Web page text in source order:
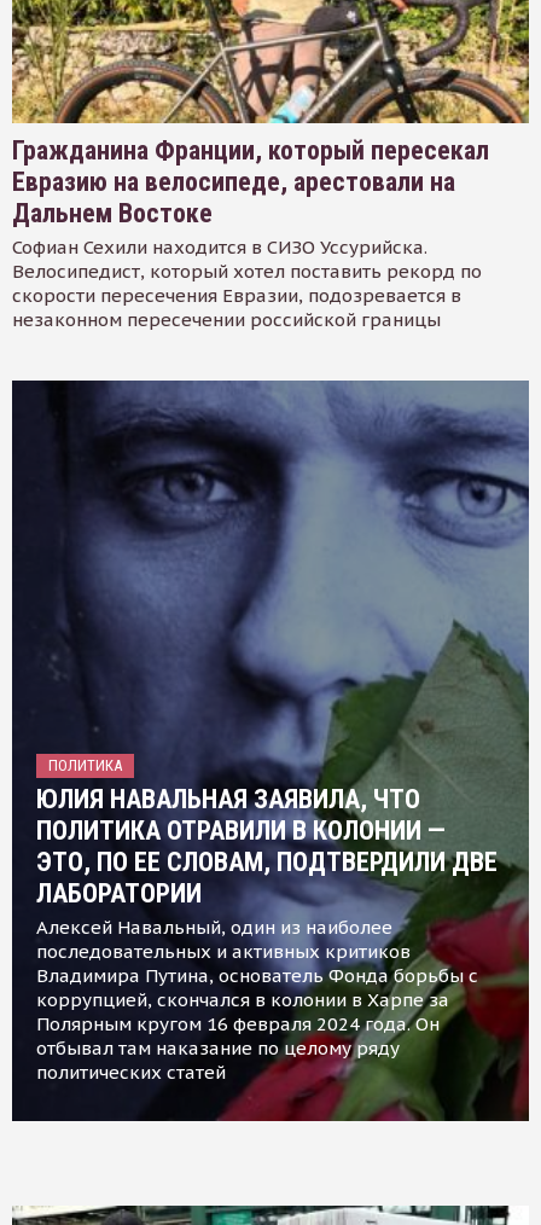
Гражданина Франции, который пересекал
Евразию на велосипеде, арестовали на
Дальнем Востоке
Софиан Сехили находится в СИЗО Уссурийска.
Велосипедист, который хотел поставить рекорд по
скорости пересечения Евразии, подозревается в
незаконном пересечении российской границы
ПОЛИТИКА
ЮЛИЯ НАВАЛЬНАЯ ЗАЯВИЛА, ЧТО
ПОЛИТИКА ОТРАВИЛИ В КОЛОНИИ —
ЭТО, ПО ЕЕ СЛОВАМ, ПОДТВЕРДИЛИ ДВЕ
ЛАБОРАТОРИИ
Алексей Навальный, один из наиболее
последовательных и активных критиков
Владимира Путина, основатель Фонда борьбы с
коррупцией, скончался в колонии в Харпе за
Полярным кругом 16 февраля 2024 года. Он
отбывал там наказание по целому ряду
политических статей